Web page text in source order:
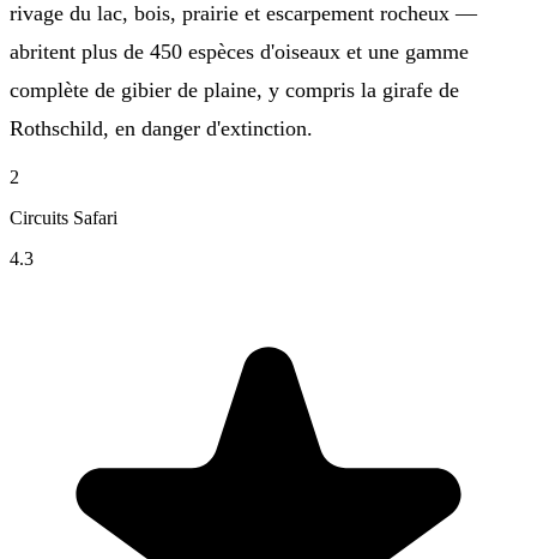
rivage du lac, bois, prairie et escarpement rocheux —
abritent plus de 450 espèces d'oiseaux et une gamme
complète de gibier de plaine, y compris la girafe de
Rothschild, en danger d'extinction.
2
Circuits Safari
4.3